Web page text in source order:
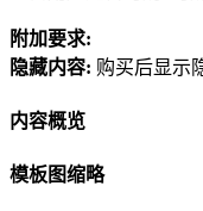
附加要求:
隐藏内容: 购买后显示
内容概览
模板图缩略